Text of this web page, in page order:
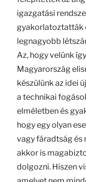
igazgatási
gyakorlatoztatták
legnagyobb
Az, hogy velünk
Magyarország
készülünk az idei
a technikai
elméletben és
hogy egy olyan
vagy fáradtság és
akkor is
dolgozni. Hiszen